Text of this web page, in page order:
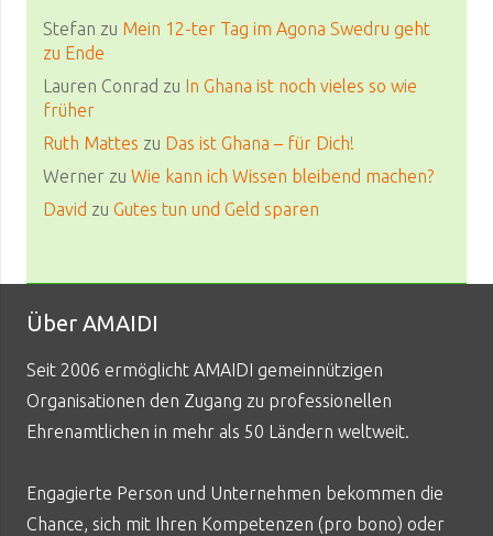
Stefan zu Mein 12-ter Tag im Agona Swedru geht
zu Ende
Lauren Conrad zu In Ghana ist noch vieles so wie
früher
Ruth Mattes zu Das ist Ghana – für Dich!
Werner zu Wie kann ich Wissen bleibend machen?
David zu Gutes tun und Geld sparen
Über AMAIDI
Seit 2006 ermöglicht AMAIDI gemeinnützigen
Organisationen den Zugang zu professionellen
Ehrenamtlichen in mehr als 50 Ländern weltweit.
Engagierte Person und Unternehmen bekommen die
Chance, sich mit Ihren Kompetenzen (pro bono) oder